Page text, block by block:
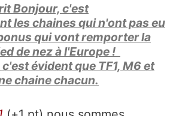
Bonjour, c'est
les chaines qui n'ont pas eu
qui vont remporter la
de nez à l'Europe !
évident que TF1, M6 et
chaine chacun.